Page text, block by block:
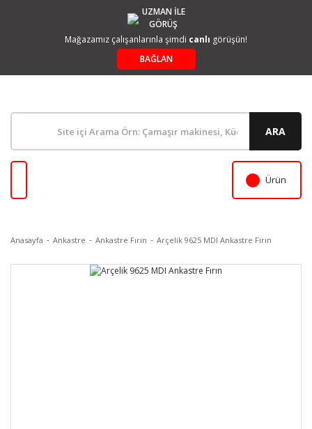
UZMAN İLE
GÖRÜŞ
Mağazamız çalışanlarınla şimdi canlı görüşün!
BAĞLAN
ARA
Ürün
Anasayfa Ankastre Ankastre Fırın Arçelik 9625 MDI Ankastre Fırın